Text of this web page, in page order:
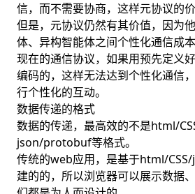
信，而不需要协商，这样元协议的
但是，元协议仍然有其价值，因为
体、异构智能体之间个性化通信成本
现在的通信协议，如果用预先定义
编码的，这样无法达到个性化通信
行个性化的互动。
数据传递的格式
数据的传递，最高效的不是html/
json/protobuf等格式。
传统的web应用，是基于html/
建的的，所以浏览器可以展示数据